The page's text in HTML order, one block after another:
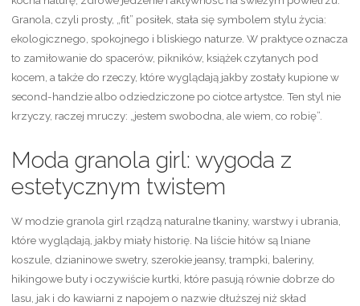
Granola, czyli prosty, „fit” posiłek, stała się symbolem stylu życia:
ekologicznego, spokojnego i bliskiego naturze. W praktyce oznacza
to zamiłowanie do spacerów, pikników, książek czytanych pod
kocem, a także do rzeczy, które wyglądają jakby zostały kupione w
second-handzie albo odziedziczone po ciotce artystce. Ten styl nie
krzyczy, raczej mruczy: „jestem swobodna, ale wiem, co robię”.
Moda granola girl: wygoda z
estetycznym twistem
W modzie granola girl rządzą naturalne tkaniny, warstwy i ubrania,
które wyglądają, jakby miały historię. Na liście hitów są lniane
koszule, dzianinowe swetry, szerokie jeansy, trampki, baleriny,
hikingowe buty i oczywiście kurtki, które pasują równie dobrze do
lasu, jak i do kawiarni z napojem o nazwie dłuższej niż skład